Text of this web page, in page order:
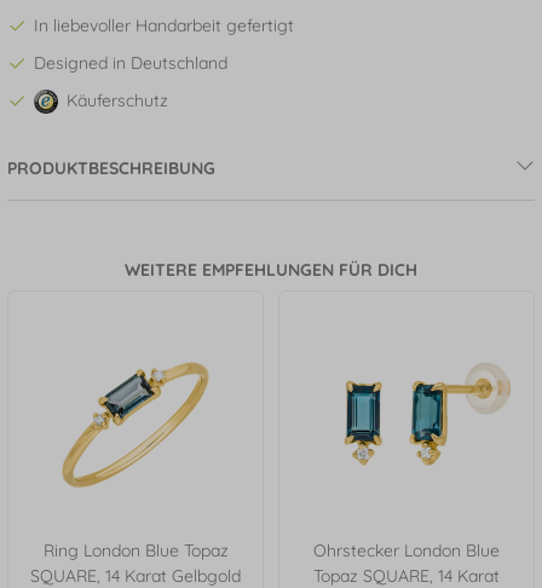
In liebevoller Handarbeit gefertigt
Designed in Deutschland
Käuferschutz
PRODUKTBESCHREIBUNG
WEITERE EMPFEHLUNGEN FÜR DICH
Ring London Blue Topaz
SQUARE, 14 Karat Gelbgold
Ohrstecker London Blue
Topaz SQUARE, 14 Karat